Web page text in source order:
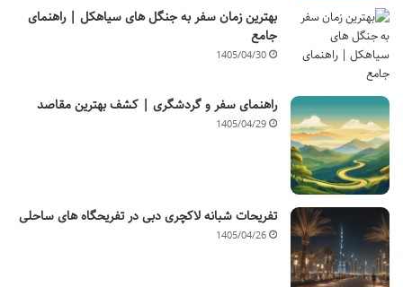
بهترین زمان سفر به جنگل های سیاهکل | راهنمای
جامع
1405/04/30
راهنمای سفر و گردشگری | کشف بهترین مقاصد
1405/04/29
تفریحات شبانه لاکچری دبی در تفریحگاه های ساحلی
1405/04/26